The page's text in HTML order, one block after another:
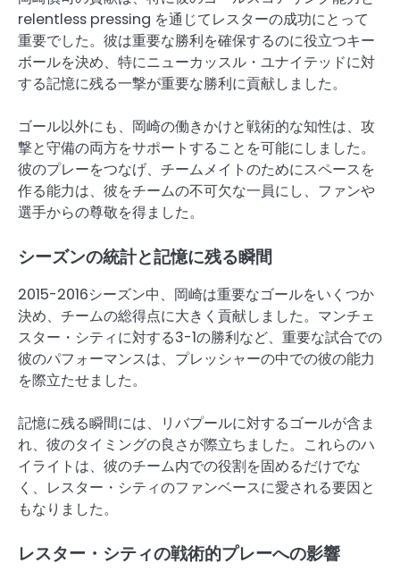
relentless pressing を通じてレスターの成功にとって
重要でした。彼は重要な勝利を確保するのに役立つキー
ボールを決め、特にニューカッスル・ユナイテッドに対
する記憶に残る一撃が重要な勝利に貢献しました。
ゴール以外にも、岡崎の働きかけと戦術的な知性は、攻
撃と守備の両方をサポートすることを可能にしました。
彼のプレーをつなげ、チームメイトのためにスペースを
作る能力は、彼をチームの不可欠な一員にし、ファンや
選手からの尊敬を得ました。
シーズンの統計と記憶に残る瞬間
2015-2016シーズン中、岡崎は重要なゴールをいくつか
決め、チームの総得点に大きく貢献しました。マンチェ
スター・シティに対する3-1の勝利など、重要な試合での
彼のパフォーマンスは、プレッシャーの中での彼の能力
を際立たせました。
記憶に残る瞬間には、リバプールに対するゴールが含ま
れ、彼のタイミングの良さが際立ちました。これらのハ
イライトは、彼のチーム内での役割を固めるだけでな
く、レスター・シティのファンベースに愛される要因と
もなりました。
レスター・シティの戦術的プレーへの影響